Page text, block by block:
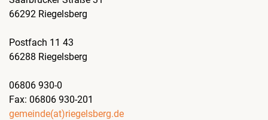
66292 Riegelsberg
Postfach 11 43
66288 Riegelsberg
06806 930-0
Fax: 06806 930-201
gemeinde(at)riegelsberg.de